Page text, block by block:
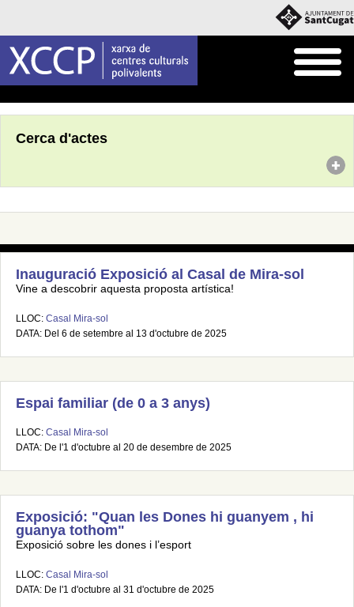
Cerca d'actes
Inauguració Exposició al Casal de Mira-sol
Vine a descobrir aquesta proposta artística!
LLOC: Casal Mira-sol
DATA: Del 6 de setembre al 13 d'octubre de 2025
Espai familiar (de 0 a 3 anys)
LLOC: Casal Mira-sol
DATA: De l'1 d'octubre al 20 de desembre de 2025
Exposició: "Quan les Dones hi guanyem , hi
guanya tothom"
Exposició sobre les dones i l’esport
LLOC: Casal Mira-sol
DATA: De l'1 d'octubre al 31 d'octubre de 2025